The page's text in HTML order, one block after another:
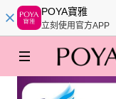
POYA寶雅
立刻使用官方APP